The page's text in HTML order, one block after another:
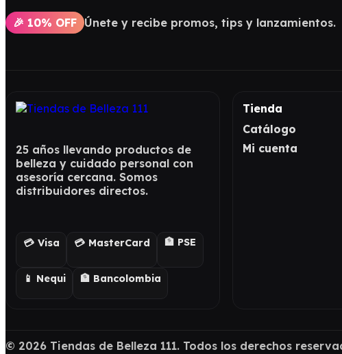
🎉 10% OFF Únete y recibe promos, tips y lanzamientos.
25 años llevando productos de
belleza y cuidado personal con
asesoría cercana. Somos
distribuidores directos.
💳 Visa 💳 MasterCard 🏦 PSE
📱 Nequi 🏦 Bancolombia
Tienda
Catálogo
Mi cuenta
© 2026 Tiendas de Belleza 111. Todos los derechos